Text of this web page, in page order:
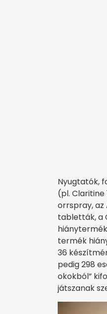
Nyugtatók,
(pl.
orrspray,
tabletták, a
termék
36
pedig 298
okokból”
játszanak